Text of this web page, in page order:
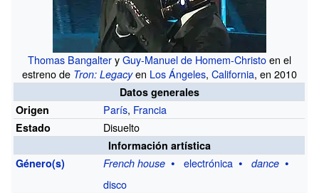
Thomas BangalteryGuy-Manuel de Homem-Christoen el
estreno de Tron: Legacyen Los Ángeles, California, en 2010
Datos generales
Origen
París, Francia
Estado Disuelto
Información artística
Género(s)
French house electrónica dance
disco